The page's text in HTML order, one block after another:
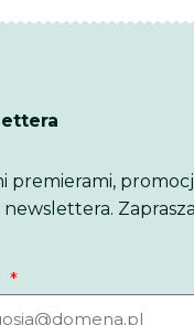
premierami,